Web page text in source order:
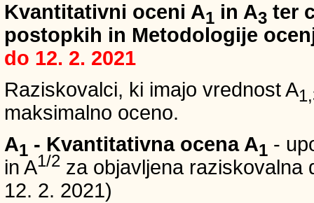
Kvantitativni oceni A1 in A3 ter
postopkih in Metodologije
do 12. 2. 2021
Raziskovalci, ki imajo vrednost A
maksimalno oceno.
A1 - Kvantitativna ocena A1 -
in A1/2 za objavljena raziskovalna
12. 2. 2021)